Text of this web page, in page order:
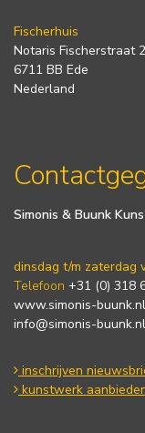
Fischerhuis
Notaris Fischerstraat
6711 BB Ede
Nederland
Simonis & Buunk
dinsdag t/m zaterdag
Telefoon +31 (0) 318
www.simonis-buunk.nl
info@simonis-buunk.nl
inschrijven
kunstwerk